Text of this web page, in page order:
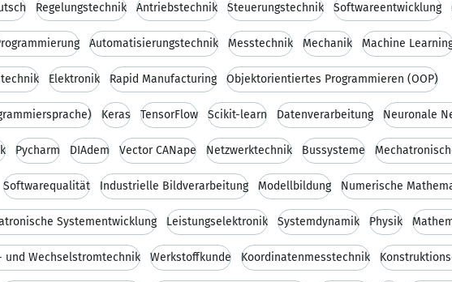
Regelungstechnik Antriebstechnik Steuerungstechnik Softwareentwicklung
Automatisierungstechnik Messtechnik Mechanik Machine
Elektronik Rapid Manufacturing Objektorientiertes Programmieren (OOP)
Keras TensorFlow Scikit-learn Datenverarbeitung Neuronale
Pycharm DIAdem Vector CANape Netzwerktechnik Bussysteme
Softwarequalität Industrielle Bildverarbeitung Modellbildung Numerische
Systementwicklung Leistungselektronik Systemdynamik Physik
und Wechselstromtechnik Werkstoffkunde Koordinatenmesstechnik